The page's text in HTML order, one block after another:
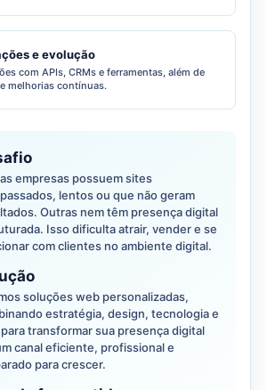
e evolução
com APIs, CRMs e ferramentas, além de
melhorias contínuas.
empresas possuem sites
lentos ou que não geram
Outras nem têm presença digital
Isso dificulta atrair, vender e se
com clientes no ambiente digital.
soluções web personalizadas,
estratégia, design, tecnologia e
para transformar sua presença digital
canal eficiente, profissional e
para crescer.